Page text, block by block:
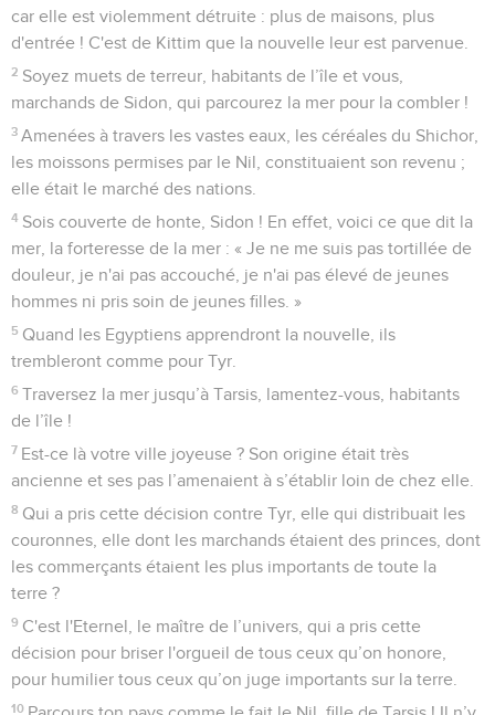
car elle est violemment détruite : plus de maisons, plus
d'entrée ! C'est de Kittim que la nouvelle leur est parvenue.
2 Soyez muets de terreur, habitants de l’île et vous,
marchands de Sidon, qui parcourez la mer pour la combler !
3 Amenées à travers les vastes eaux, les céréales du Shichor,
les moissons permises par le Nil, constituaient son revenu ;
elle était le marché des nations.
4 Sois couverte de honte, Sidon ! En effet, voici ce que dit la
mer, la forteresse de la mer : « Je ne me suis pas tortillée de
douleur, je n'ai pas accouché, je n'ai pas élevé de jeunes
hommes ni pris soin de jeunes filles. »
5 Quand les Egyptiens apprendront la nouvelle, ils
trembleront comme pour Tyr.
6 Traversez la mer jusqu’à Tarsis, lamentez-vous, habitants
de l’île !
7 Est-ce là votre ville joyeuse ? Son origine était très
ancienne et ses pas l’amenaient à s’établir loin de chez elle.
8 Qui a pris cette décision contre Tyr, elle qui distribuait les
couronnes, elle dont les marchands étaient des princes, dont
les commerçants étaient les plus importants de toute la
terre ?
9 C'est l'Eternel, le maître de l’univers, qui a pris cette
décision pour briser l'orgueil de tous ceux qu’on honore,
pour humilier tous ceux qu’on juge importants sur la terre.
10